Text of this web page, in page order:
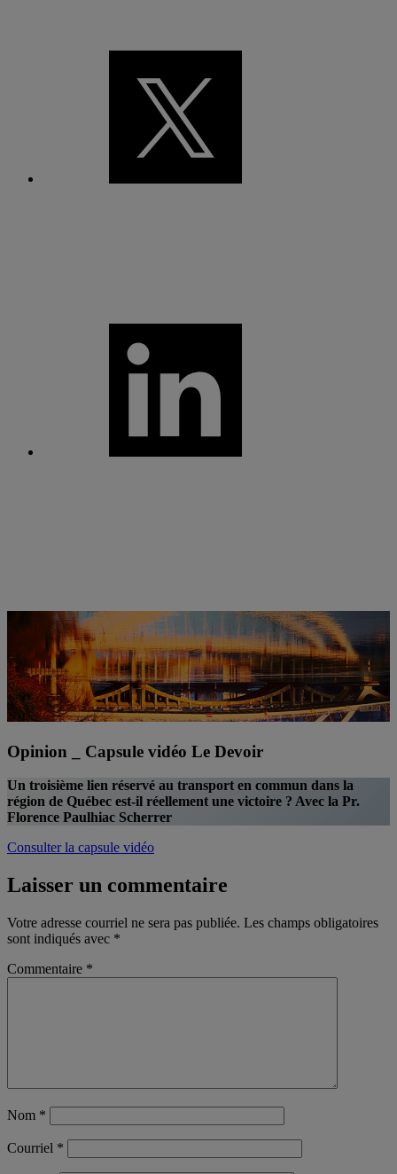
Opinion _ Capsule vidéo Le Devoir
Un troisième lien réservé au transport en commun dans la
région de Québec est-il réellement une victoire ? Avec la Pr.
Florence Paulhiac Scherrer
Consulter la capsule vidéo
Laisser un commentaire
Votre adresse courriel ne sera pas publiée. Les champs obligatoires
sont indiqués avec *
Commentaire *
Nom *
Courriel *